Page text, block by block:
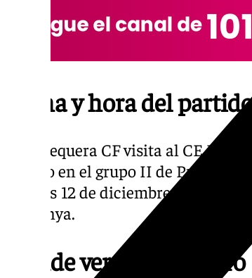
Fecha y hora del
El Antequera CF visita al CE
liguero en el grupo II de Primera
viernes 12 de diciembre, a las
Sardenya.
Dónde ver el encuentro